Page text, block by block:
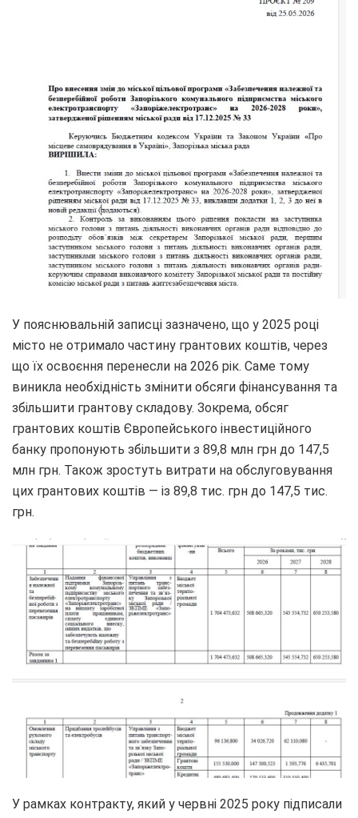
У пояснювальній записці зазначено, що у 2025 році
місто не отримало частину грантових коштів, через
що їх освоєння перенесли на 2026 рік. Саме тому
виникла необхідність змінити обсяги фінансування та
збільшити грантову складову. Зокрема, обсяг
грантових коштів Європейського інвестиційного
банку пропонують збільшити з 89,8 млн грн до 147,5
млн грн. Також зростуть витрати на обслуговування
цих грантових коштів — із 89,8 тис. грн до 147,5 тис.
грн.
У рамках контракту, який у червні 2025 року підписали